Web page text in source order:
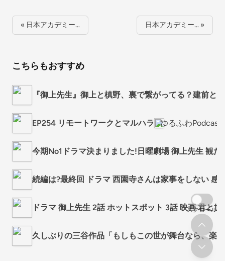
« 日本アカデミー… 日本アカデミー… »
こちらもおすすめ
『御上先生』御上と槙野、裏で繋がってる？建前と
EP254 リモートワークとマルハラ ゆるふわPodcast
今期No1ドラマ決まりました!日曜劇場 御上先生 観
続編は?最終回 ドラマ 西園寺さんは家事をしない
ドラマ 御上先生 2話 ホットスポット 3話 映画 君と
久しぶりの三谷作品「もしもこの世が舞台なら、楽
スクロール